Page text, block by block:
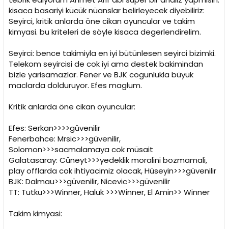
kisaca basariyi kücük nüanslar belirleyecek diyebiliriz:
Seyirci, kritik anlarda öne cikan oyuncular ve takim
kimyasi. bu kriteleri de söyle kisaca degerlendirelim.
Seyirci: bence takimiyla en iyi bütünlesen seyirci bizimki.
Telekom seyircisi de cok iyi ama destek bakimindan
bizle yarisamazlar. Fener ve BJK cogunlukla büyük
maclarda dolduruyor. Efes maglum.
Kritik anlarda öne cikan oyuncular:
Efes: Serkan>>>>güvenilir
Fenerbahce: Mrsic>>>güvenilir,
Solomon>>>sacmalamaya cok müsait
Galatasaray: Cüneyt>>>yedeklik moralini bozmamali,
play offlarda cok ihtiyacimiz olacak, Hüseyin>>>güvenilir
BJK: Dalmau>>>güvenilir, Nicevic>>>güvenilir
TT: Tutku>>>Winner, Haluk >>>Winner, El Amin>> Winner
Takim kimyasi: